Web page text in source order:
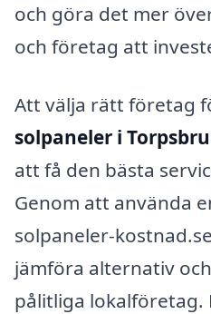
och göra det mer
och företag att
Att välja rätt företag
solpaneler i
att få den bästa
Genom att använda
solpaneler-
jämföra alternativ
pålitliga lokalföretag.